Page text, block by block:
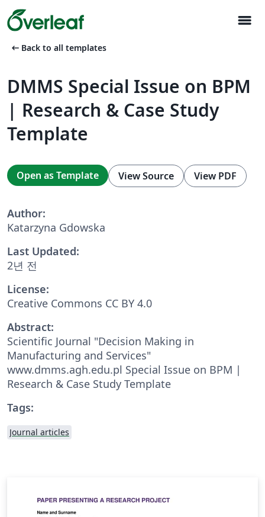
menu
arrow_left_alt Back to all templates
DMMS Special Issue on BPM
| Research & Case Study
Template
Open as Template View Source View PDF
Author:
Katarzyna Gdowska
Last Updated:
2년 전
License:
Creative Commons CC BY 4.0
Abstract:
Scientific Journal "Decision Making in
Manufacturing and Services"
www.dmms.agh.edu.pl Special Issue on BPM |
Research & Case Study Template
Tags:
Journal articles